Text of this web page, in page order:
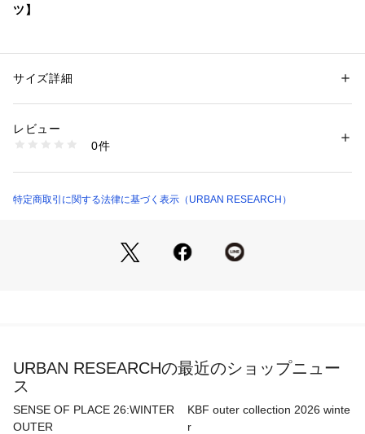
ツ】
・サイドポケットの配置やシルエットの微調整により、抜群の
添える一着
りとした質感で、夏場でも蒸れにくく、快適な穿き心地を長時
シャツやきれいめのニットを合わせた、大人なミックススタイ
【2026 Spring/Summer】【26SS】
※商品画像は、光の当たり具合やパソコンなどの閲覧環境によ
り、実際の色味と異なって見える場合がございます。予めご了
性別：メンズ
素材：ポリエステル71% レーヨン26% ポリウレタン3%
洗濯：-
※詳しい洗濯方法については、商品の品質表示タグをご覧ください
AA26230-1043104 （ショップ）
サイズ詳細
レビュー
0件
特定商取引に関する法律に基づく表示（URBAN RESEARCH）
URBAN RESEARCHの最近のショップニュー
ス
SENSE OF PLACE 26:WINTER
OUTER
KBF outer collection 2026 winte
r